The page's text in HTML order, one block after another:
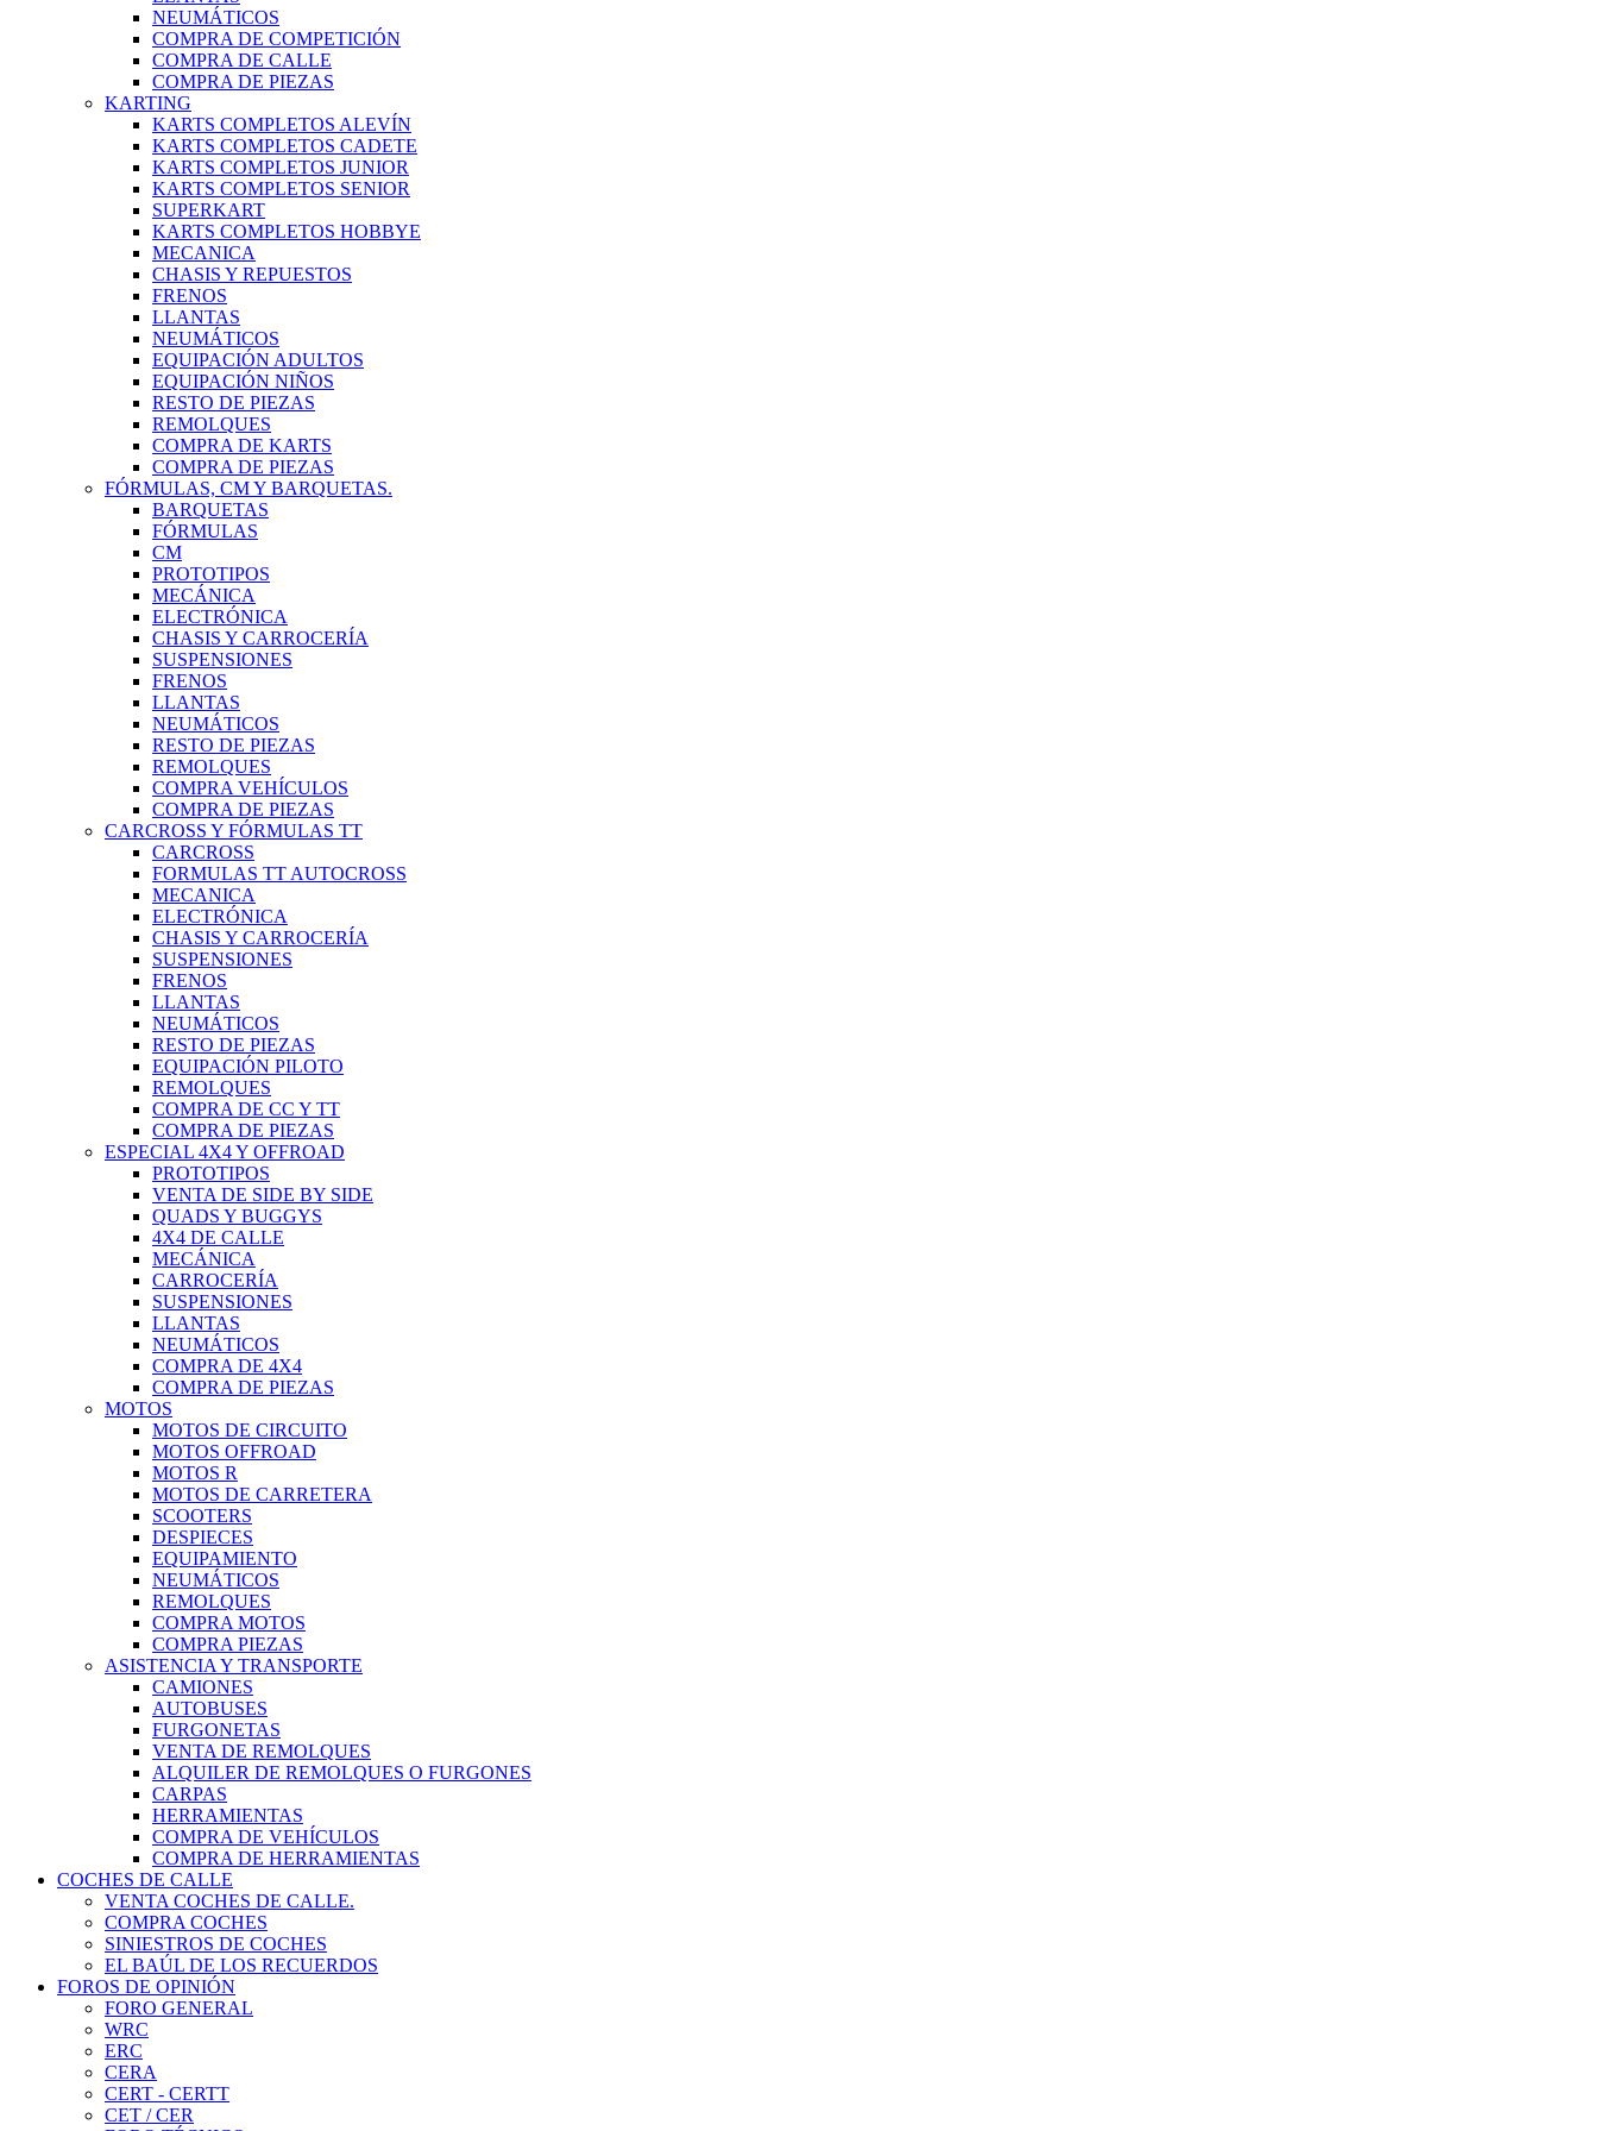
NEUMÁTICOS
COMPRA DE COMPETICIÓN
COMPRA DE CALLE
COMPRA DE PIEZAS
KARTING
KARTS COMPLETOS ALEVÍN
KARTS COMPLETOS CADETE
KARTS COMPLETOS JUNIOR
KARTS COMPLETOS SENIOR
SUPERKART
KARTS COMPLETOS HOBBYE
MECANICA
CHASIS Y REPUESTOS
FRENOS
LLANTAS
NEUMÁTICOS
EQUIPACIÓN ADULTOS
EQUIPACIÓN NIÑOS
RESTO DE PIEZAS
REMOLQUES
COMPRA DE KARTS
COMPRA DE PIEZAS
FÓRMULAS, CM Y BARQUETAS.
BARQUETAS
FÓRMULAS
CM
PROTOTIPOS
MECÁNICA
ELECTRÓNICA
CHASIS Y CARROCERÍA
SUSPENSIONES
FRENOS
LLANTAS
NEUMÁTICOS
RESTO DE PIEZAS
REMOLQUES
COMPRA VEHÍCULOS
COMPRA DE PIEZAS
CARCROSS Y FÓRMULAS TT
CARCROSS
FORMULAS TT AUTOCROSS
MECANICA
ELECTRÓNICA
CHASIS Y CARROCERÍA
SUSPENSIONES
FRENOS
LLANTAS
NEUMÁTICOS
RESTO DE PIEZAS
EQUIPACIÓN PILOTO
REMOLQUES
COMPRA DE CC Y TT
COMPRA DE PIEZAS
ESPECIAL 4X4 Y OFFROAD
PROTOTIPOS
VENTA DE SIDE BY SIDE
QUADS Y BUGGYS
4X4 DE CALLE
MECÁNICA
CARROCERÍA
SUSPENSIONES
LLANTAS
NEUMÁTICOS
COMPRA DE 4X4
COMPRA DE PIEZAS
MOTOS
MOTOS DE CIRCUITO
MOTOS OFFROAD
MOTOS R
MOTOS DE CARRETERA
SCOOTERS
DESPIECES
EQUIPAMIENTO
NEUMÁTICOS
REMOLQUES
COMPRA MOTOS
COMPRA PIEZAS
ASISTENCIA Y TRANSPORTE
CAMIONES
AUTOBUSES
FURGONETAS
VENTA DE REMOLQUES
ALQUILER DE REMOLQUES O FURGONES
CARPAS
HERRAMIENTAS
COMPRA DE VEHÍCULOS
COMPRA DE HERRAMIENTAS
COCHES DE CALLE
VENTA COCHES DE CALLE.
COMPRA COCHES
SINIESTROS DE COCHES
EL BAÚL DE LOS RECUERDOS
FOROS DE OPINIÓN
FORO GENERAL
WRC
ERC
CERA
CERT - CERTT
CET / CER